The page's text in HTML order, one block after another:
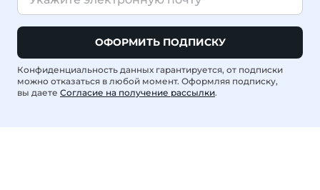
ОФОРМИТЬ ПОДПИСКУ
Конфиденциальность данных гарантируется, от подписки
можно отказаться в любой момент. Оформляя подписку,
вы даете Согласие на получение рассылки.